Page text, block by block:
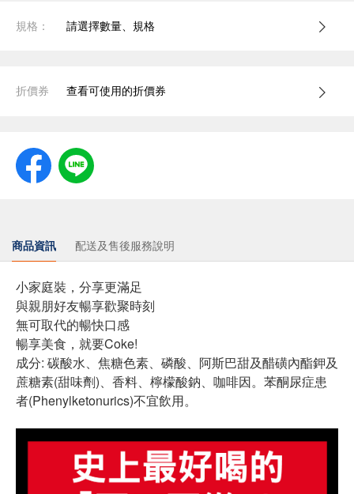
規格： 請選擇數量、規格
折價券 查看可使用的折價券
商品資訊 配送及售後服務說明
小家庭裝，分享更滿足
與親朋好友暢享歡聚時刻
無可取代的暢快口感
暢享美食，就要Coke!
成分: 碳酸水、焦糖色素、磷酸、阿斯巴甜及醋磺內酯鉀及
蔗糖素(甜味劑)、香料、檸檬酸鈉、咖啡因。苯酮尿症患
者(Phenylketonurics)不宜飲用。